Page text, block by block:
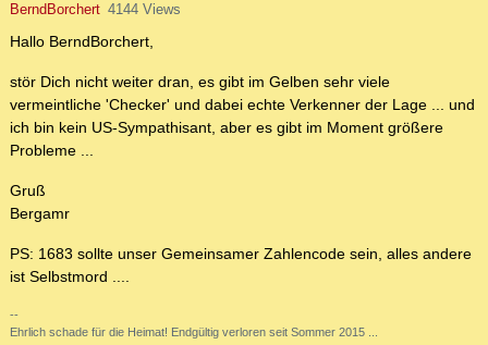
BerndBorchert 4144 Views
Hallo BerndBorchert,
stör Dich nicht weiter dran, es gibt im Gelben sehr viele
vermeintliche 'Checker' und dabei echte Verkenner der Lage ... und
ich bin kein US-Sympathisant, aber es gibt im Moment größere
Probleme ...
Gruß
Bergamr
PS: 1683 sollte unser Gemeinsamer Zahlencode sein, alles andere
ist Selbstmord ....
--
Ehrlich schade für die Heimat! Endgültig verloren seit Sommer 2015 ...